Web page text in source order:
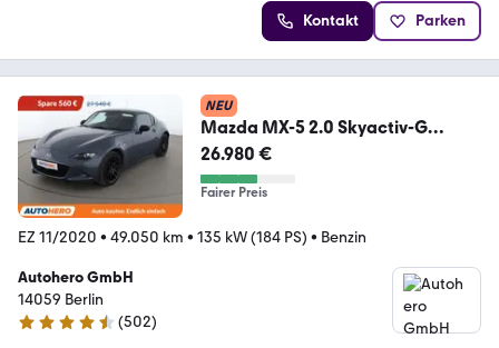
Kontakt Parken
NEU
Mazda MX-5 2.0 Skyactiv-G
Edition 100 RF *NAV*TEMPO*
26.980 €
Fairer Preis
EZ 11/2020 • 49.050 km • 135 kW (184 PS) • Benzin
Autohero GmbH
14059 Berlin
4.5 Sterne
(502)